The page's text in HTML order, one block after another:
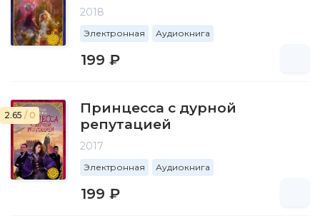
2018
Электронная Аудиокнига
199 ₽
2.65 / 0
Принцесса с дурной
репутацией
2017
Электронная Аудиокнига
199 ₽